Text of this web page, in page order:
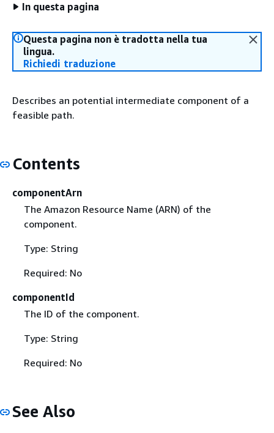
In questa pagina
Questa pagina non è tradotta nella tua
lingua.
Richiedi traduzione
Describes an potential intermediate component of a
feasible path.
Contents
componentArn
The Amazon Resource Name (ARN) of the
component.
Type: String
Required: No
componentId
The ID of the component.
Type: String
Required: No
See Also